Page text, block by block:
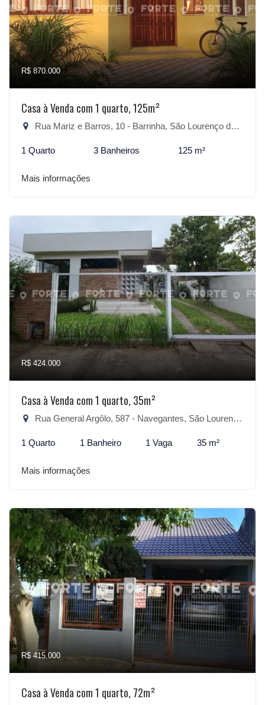
R$ 870.000
Casa à Venda com 1 quarto, 125m²
Rua Mariz e Barros, 10 - Barrinha, São Lourenço do Sul-RS
1 Quarto 3 Banheiros 125 m²
Mais informações
R$ 424.000
Casa à Venda com 1 quarto, 35m²
Rua General Argôlo, 587 - Navegantes, São Lourenço do Sul-RS
1 Quarto 1 Banheiro 1 Vaga 35 m²
Mais informações
R$ 415.000
Casa à Venda com 1 quarto, 72m²